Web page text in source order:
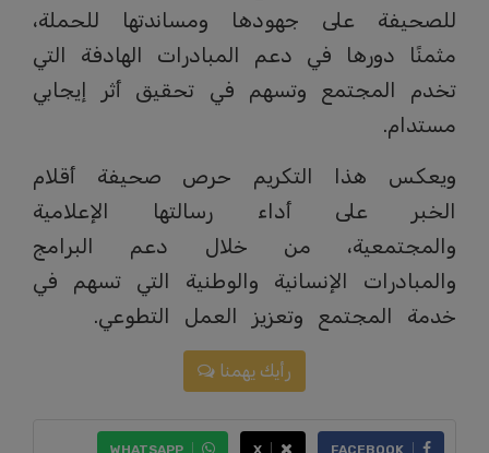
للصحيفة على جهودها ومساندتها للحملة،
مثمنًا دورها في دعم المبادرات الهادفة التي
تخدم المجتمع وتسهم في تحقيق أثر إيجابي
مستدام.
ويعكس هذا التكريم حرص صحيفة أقلام
الخبر على أداء رسالتها الإعلامية
والمجتمعية، من خلال دعم البرامج
والمبادرات الإنسانية والوطنية التي تسهم في
خدمة المجتمع وتعزيز العمل التطوعي.
رأيك يهمنا